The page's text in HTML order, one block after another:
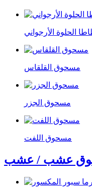
الحلوة الأرجواني
مسحوق القلقاس
مسحوق الجزر
مسحوق اللفت
عشب / عشب